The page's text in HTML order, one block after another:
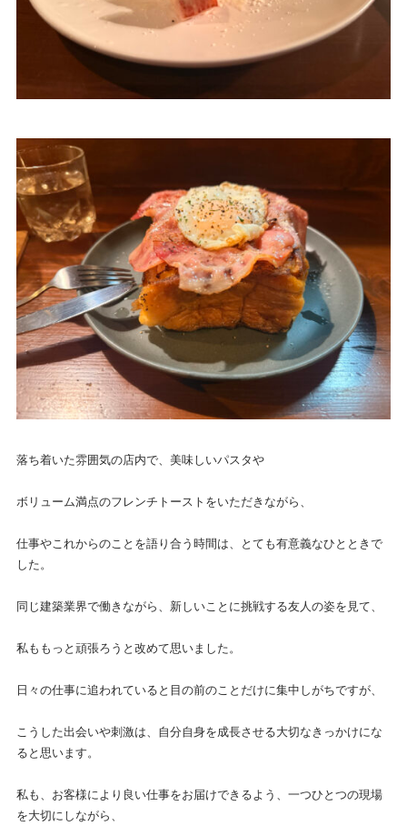
落ち着いた雰囲気の店内で、美味しいパスタや
ボリューム満点のフレンチトーストをいただきながら、
仕事やこれからのことを語り合う時間は、とても有意義なひとときで
した。
同じ建築業界で働きながら、新しいことに挑戦する友人の姿を見て、
私ももっと頑張ろうと改めて思いました。
日々の仕事に追われていると目の前のことだけに集中しがちですが、
こうした出会いや刺激は、自分自身を成長させる大切なきっかけにな
ると思います。
私も、お客様により良い仕事をお届けできるよう、一つひとつの現場
を大切にしながら、